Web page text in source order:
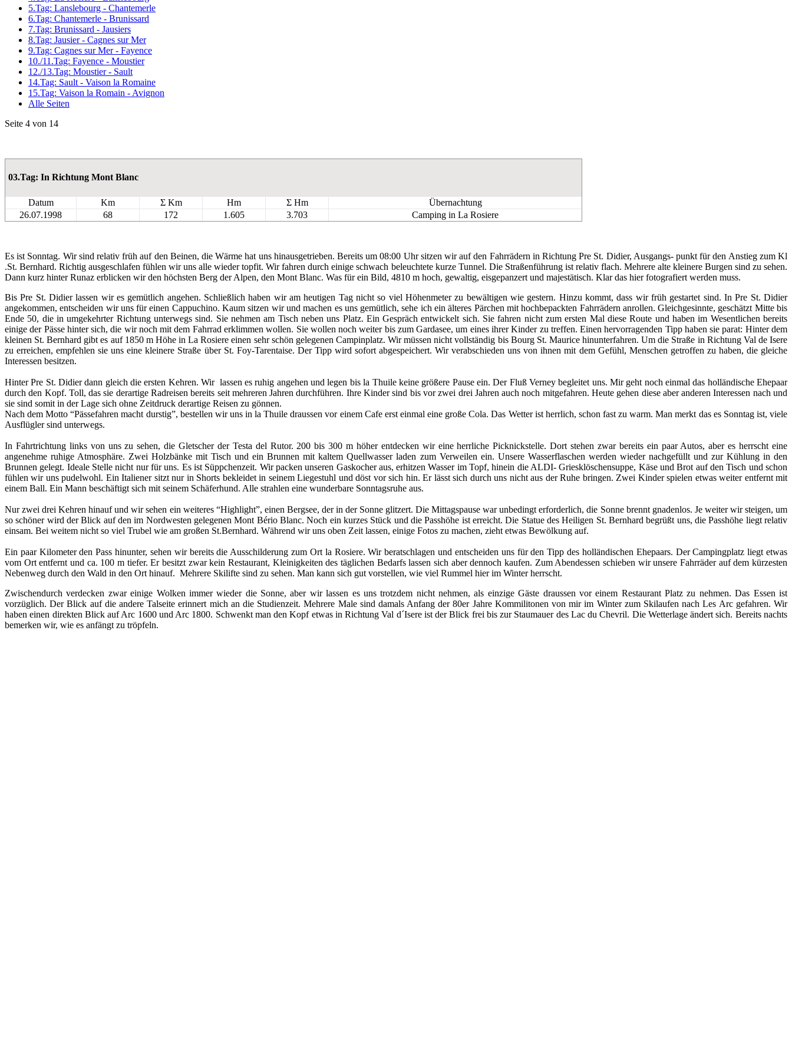
5.Tag: Lanslebourg - Chantemerle
6.Tag: Chantemerle - Brunissard
7.Tag: Brunissard - Jausiers
8.Tag: Jausier - Cagnes sur Mer
9.Tag: Cagnes sur Mer - Fayence
10./11.Tag: Fayence - Moustier
12./13.Tag: Moustier - Sault
14.Tag: Sault - Vaison la Romaine
15.Tag: Vaison la Romain - Avignon
Alle Seiten
Seite 4 von 14
03.Tag: In Richtung Mont Blanc
Datum Km Σ Km Hm Σ Hm
Übernachtung
26.07.1998
68 172 1.605 3.703 Camping in La Rosiere
Es ist Sonntag. Wir sind relativ früh auf den Beinen, die Wärme hat uns hinausgetrieben. Bereits um 08:00 Uhr sitzen wir auf den Fahrrädern in Richtung Pre St. Didier, Ausgangs- punkt für den Anstieg zum Kl
.St. Bernhard. Richtig ausgeschlafen fühlen wir uns alle wieder topfit. Wir fahren durch einige schwach beleuchtete kurze Tunnel. Die Straßenführung ist relativ flach. Mehrere alte kleinere Burgen sind zu sehen.
Dann kurz hinter Runaz erblicken wir den höchsten Berg der Alpen, den Mont Blanc. Was für ein Bild, 4810 m hoch, gewaltig, eisgepanzert und majestätisch. Klar das hier fotografiert werden muss.
Bis Pre St. Didier lassen wir es gemütlich angehen. Schließlich haben wir am heutigen Tag nicht so viel Höhenmeter zu bewältigen wie gestern. Hinzu kommt, dass wir früh gestartet sind. In Pre St. Didier
angekommen, entscheiden wir uns für einen Cappuchino. Kaum sitzen wir und machen es uns gemütlich, sehe ich ein älteres Pärchen mit hochbepackten Fahrrädern anrollen. Gleichgesinnte, geschätzt Mitte bis
Ende 50, die in umgekehrter Richtung unterwegs sind. Sie nehmen am Tisch neben uns Platz. Ein Gespräch entwickelt sich. Sie fahren nicht zum ersten Mal diese Route und haben im Wesentlichen bereits
einige der Pässe hinter sich, die wir noch mit dem Fahrrad erklimmen wollen. Sie wollen noch weiter bis zum Gardasee, um eines ihrer Kinder zu treffen. Einen hervorragenden Tipp haben sie parat: Hinter dem
kleinen St. Bernhard gibt es auf 1850 m Höhe in La Rosiere einen sehr schön gelegenen Campinplatz. Wir müssen nicht vollständig bis Bourg St. Maurice hinunterfahren. Um die Straße in Richtung Val de Isere
zu erreichen, empfehlen sie uns eine kleinere Straße über St. Foy-Tarentaise. Der Tipp wird sofort abgespeichert. Wir verabschieden uns von ihnen mit dem Gefühl, Menschen getroffen zu haben, die gleiche
Interessen besitzen.
Hinter Pre St. Didier dann gleich die ersten Kehren. Wir lassen es ruhig angehen und legen bis la Thuile keine größere Pause ein. Der Fluß Verney begleitet uns. Mir geht noch einmal das holländische Ehepaar
durch den Kopf. Toll, das sie derartige Radreisen bereits seit mehreren Jahren durchführen. Ihre Kinder sind bis vor zwei drei Jahren auch noch mitgefahren. Heute gehen diese aber anderen Interessen nach und
sie sind somit in der Lage sich ohne Zeitdruck derartige Reisen zu gönnen.
Nach dem Motto “Pässefahren macht durstig”, bestellen wir uns in la Thuile draussen vor einem Cafe erst einmal eine große Cola. Das Wetter ist herrlich, schon fast zu warm. Man merkt das es Sonntag ist, viele
Ausflügler sind unterwegs.
In Fahrtrichtung links von uns zu sehen, die Gletscher der Testa del Rutor. 200 bis 300 m höher entdecken wir eine herrliche Picknickstelle. Dort stehen zwar bereits ein paar Autos, aber es herrscht eine
angenehme ruhige Atmosphäre. Zwei Holzbänke mit Tisch und ein Brunnen mit kaltem Quellwasser laden zum Verweilen ein. Unsere Wasserflaschen werden wieder nachgefüllt und zur Kühlung in den
Brunnen gelegt. Ideale Stelle nicht nur für uns. Es ist Süppchenzeit. Wir packen unseren Gaskocher aus, erhitzen Wasser im Topf, hinein die ALDI- Griesklöschensuppe, Käse und Brot auf den Tisch und schon
fühlen wir uns pudelwohl. Ein Italiener sitzt nur in Shorts bekleidet in seinem Liegestuhl und döst vor sich hin. Er lässt sich durch uns nicht aus der Ruhe bringen. Zwei Kinder spielen etwas weiter entfernt mit
einem Ball. Ein Mann beschäftigt sich mit seinem Schäferhund. Alle strahlen eine wunderbare Sonntagsruhe aus.
Nur zwei drei Kehren hinauf und wir sehen ein weiteres “Highlight”, einen Bergsee, der in der Sonne glitzert. Die Mittagspause war unbedingt erforderlich, die Sonne brennt gnadenlos. Je weiter wir steigen, um
so schöner wird der Blick auf den im Nordwesten gelegenen Mont Bério Blanc. Noch ein kurzes Stück und die Passhöhe ist erreicht. Die Statue des Heiligen St. Bernhard begrüßt uns, die Passhöhe liegt relativ
einsam. Bei weitem nicht so viel Trubel wie am großen St.Bernhard. Während wir uns oben Zeit lassen, einige Fotos zu machen, zieht etwas Bewölkung auf.
Ein paar Kilometer den Pass hinunter, sehen wir bereits die Ausschilderung zum Ort la Rosiere. Wir beratschlagen und entscheiden uns für den Tipp des holländischen Ehepaars. Der Campingplatz liegt etwas
vom Ort entfernt und ca. 100 m tiefer. Er besitzt zwar kein Restaurant, Kleinigkeiten des täglichen Bedarfs lassen sich aber dennoch kaufen. Zum Abendessen schieben wir unsere Fahrräder auf dem kürzesten
Nebenweg durch den Wald in den Ort hinauf. Mehrere Skilifte sind zu sehen. Man kann sich gut vorstellen, wie viel Rummel hier im Winter herrscht.
Zwischendurch verdecken zwar einige Wolken immer wieder die Sonne, aber wir lassen es uns trotzdem nicht nehmen, als einzige Gäste draussen vor einem Restaurant Platz zu nehmen. Das Essen ist
vorzüglich. Der Blick auf die andere Talseite erinnert mich an die Studienzeit. Mehrere Male sind damals Anfang der 80er Jahre Kommilitonen von mir im Winter zum Skilaufen nach Les Arc gefahren. Wir
haben einen direkten Blick auf Arc 1600 und Arc 1800. Schwenkt man den Kopf etwas in Richtung Val d´Isere ist der Blick frei bis zur Staumauer des Lac du Chevril. Die Wetterlage ändert sich. Bereits nachts
bemerken wir, wie es anfängt zu tröpfeln.